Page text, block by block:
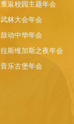
重返校园主题年会
武林大会年会
鼓动中华年会
拉斯维加斯之夜年会
音乐古堡年会